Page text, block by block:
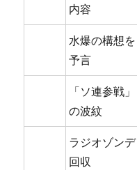
内容
水爆の構想を
予言
「ソ連参戦」
の波紋
ラジオゾンデ
回収